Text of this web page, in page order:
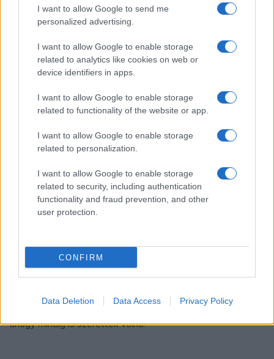
I want to allow Google to send me
personalized advertising.
I want to allow Google to enable storage
related to analytics like cookies on web or
device identifiers in apps.
I want to allow Google to enable storage
related to functionality of the website or app.
I want to allow Google to enable storage
related to personalization.
I want to allow Google to enable storage
related to security, including authentication
functionality and fraud prevention, and other
user protection.
CONFIRM
Data Deletion Data Access Privacy Policy
ROCKZENE VITÁRIS IVÁN
MEGOSZTÁS
EZ IS ÉRDEKELHETI
INTERJÚ
POPKULT
kultúrafogyasztásról és arról, hogy a zenekar végre úgy szól,
ahogy mindig is szerették volna.